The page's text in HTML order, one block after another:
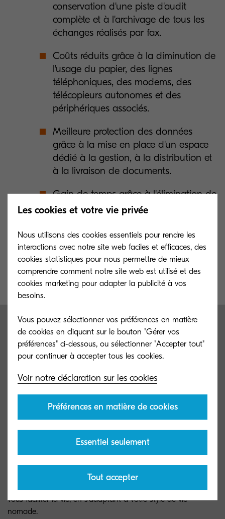
conservation d'une piste d'audit
complète et à l'archivage de tous les
échanges réalisés par fax.
Coûts réduits grâce à la diminution de
l'usage du papier, des lignes
téléphoniques, des modems, des
télécopieurs autonomes et des
périphériques associés.
Meilleure protection des données
grâce à la mise en place d'un espace
dédié à la gestion, à la distribution et
à la livraison de documents.
Gain de temps grâce à l'élimination de
l'ancienne méthode traditionnelle
Plus de mobilité, pour une
entreprise plus intelligente
Être capable d'exécuter n'importe quelle tâche, où que
Un lien entre mobilité, bien-être et productivité
vous faciliter la vie, en s'adaptant à votre style de vie
nomade.
Les cookies et votre vie privée
Nous utilisons des cookies essentiels pour rendre les
interactions avec notre site web faciles et efficaces, des
cookies statistiques pour nous permettre de mieux
comprendre comment notre site web est utilisé et des
cookies marketing pour adapter la publicité à vos
besoins.
Vous pouvez sélectionner vos préférences en matière
de cookies en cliquant sur le bouton "Gérer vos
préférences" ci-dessous, ou sélectionner "Accepter tout"
Voir notre déclaration sur les cookies
Préférences en matière de cookies
Essentiel seulement
Tout accepter